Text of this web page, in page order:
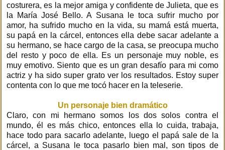
costurera, es la mejor amiga y confidente de Julieta, que es
la María José Bello. A Susana le toca sufrir mucho por
amor, ha sufrido mucho en la vida, su mamá está muerta,
su papá en la cárcel, entonces ella debe sacar adelante a
su hermano, se hace cargo de la casa, se preocupa mucho
del resto y poco de ella. Es un personaje muy noble, es
muy emotivo. Siento que es un gran desafío para mi como
actriz y ha sido super grato ver los resultados. Estoy super
contenta con lo que me tocó hacer en la teleserie.
Un personaje bien dramático
Claro, con mi hermano somos los dos solos contra el
mundo, él es más chico, entonces ella lo cuida, trabaja,
hace todo para sacarlo adelante, luego el papá sale de la
cárcel, a Susana le toca pasarlo bien mal, son tipos de